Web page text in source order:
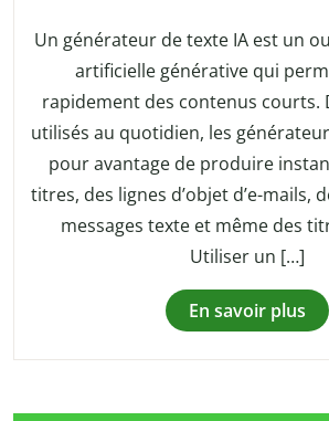
Un générateur de texte IA est un
artificielle générative qui
rapidement des contenus courts.
utilisés au quotidien, les
pour avantage de produire
titres, des lignes d’objet d’e-mails,
messages texte et même des
Utiliser un […]
En savoir plus